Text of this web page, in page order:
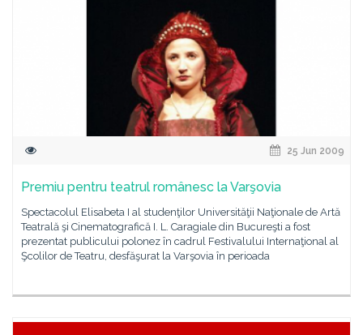
25 Jun 2009
Premiu pentru teatrul românesc la Varşovia
Spectacolul Elisabeta I al studenţilor Universităţii Naţionale de Artă
Teatrală şi Cinematografică I. L. Caragiale din Bucureşti a fost
prezentat publicului polonez în cadrul Festivalului Internaţional al
Şcolilor de Teatru, desfăşurat la Varşovia în perioada